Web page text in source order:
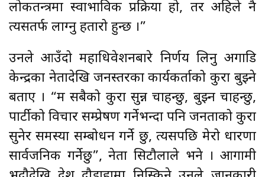
लोकतन्त्रमा स्वाभाविक प्रक्रिया हो, तर अहिले नै
त्यसतर्फ लाग्नु हतारो हुन्छ ।”
उनले आउँदो महाधिवेशनबारे निर्णय लिनु अगाडि
केन्द्रका नेतादेखि जनस्तरका कार्यकर्ताको कुरा बुझ्ने
बताए । “म सबैको कुरा सुन्न चाहन्छु, बुझ्न चाहन्छु,
पार्टीको विचार सम्प्रेषण गर्नेभन्दा पनि जनताको कुरा
सुनेर समस्या सम्बोधन गर्ने छु, त्यसपछि मेरो धारणा
सार्वजनिक गर्नेछु”, नेता सिटौलाले भने । आगामी